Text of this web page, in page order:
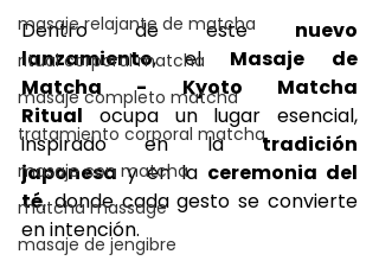
masaje relajante de matcha
ritual corporal matcha
masaje completo matcha
tratamiento corporal matcha
masaje con matcha
matcha massage
masaje de jengibre
Dentro de este nuevo
lanzamiento, el Masaje de
Matcha - Kyoto Matcha
Ritual ocupa un lugar esencial,
inspirado en la tradición
japonesa y en la ceremonia del
té, donde cada gesto se convierte
en intención.